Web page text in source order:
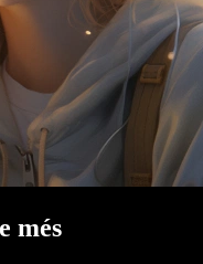
més